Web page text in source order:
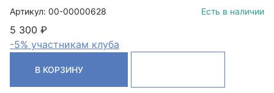
Артикул: 00-00000628 Есть в наличии
5 300 ₽
-5% участникам клуба
В КОРЗИНУ